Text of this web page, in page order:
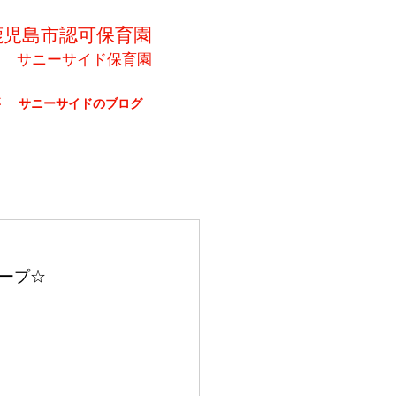
島市認可保育園
サニーサイド保育園
サニーサイドのブログ
プ☆